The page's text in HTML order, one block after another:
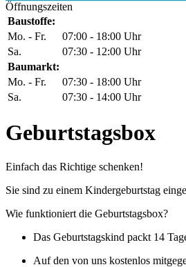
Öffnungszeiten
Baustoffe:
Mo. - Fr.
07:00 - 18:00 Uhr
Sa.
07:30 - 12:00 Uhr
Baumarkt:
Mo. - Fr.
07:30 - 18:00 Uhr
Sa.
07:30 - 14:00 Uhr
Geburtstagsbox
Einfach das Richtige schenken!
Sie sind zu einem Kindergeburtstag
Wie funktioniert die Geburtstagsbox?
Das Geburtstagskind packt 14
Auf den von uns kostenlos